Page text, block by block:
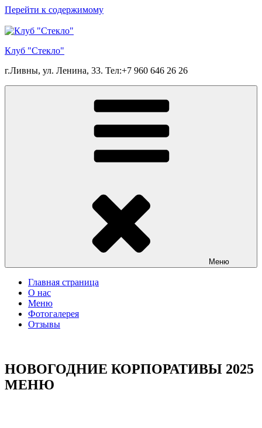
Перейти к содержимому
Клуб "Стекло"
г.Ливны, ул. Ленина, 33. Тел:+7 960 646 26 26
Меню
Главная страница
О нас
Меню
Фотогалерея
Отзывы
НОВОГОДНИЕ КОРПОРАТИВЫ 2025
МЕНЮ